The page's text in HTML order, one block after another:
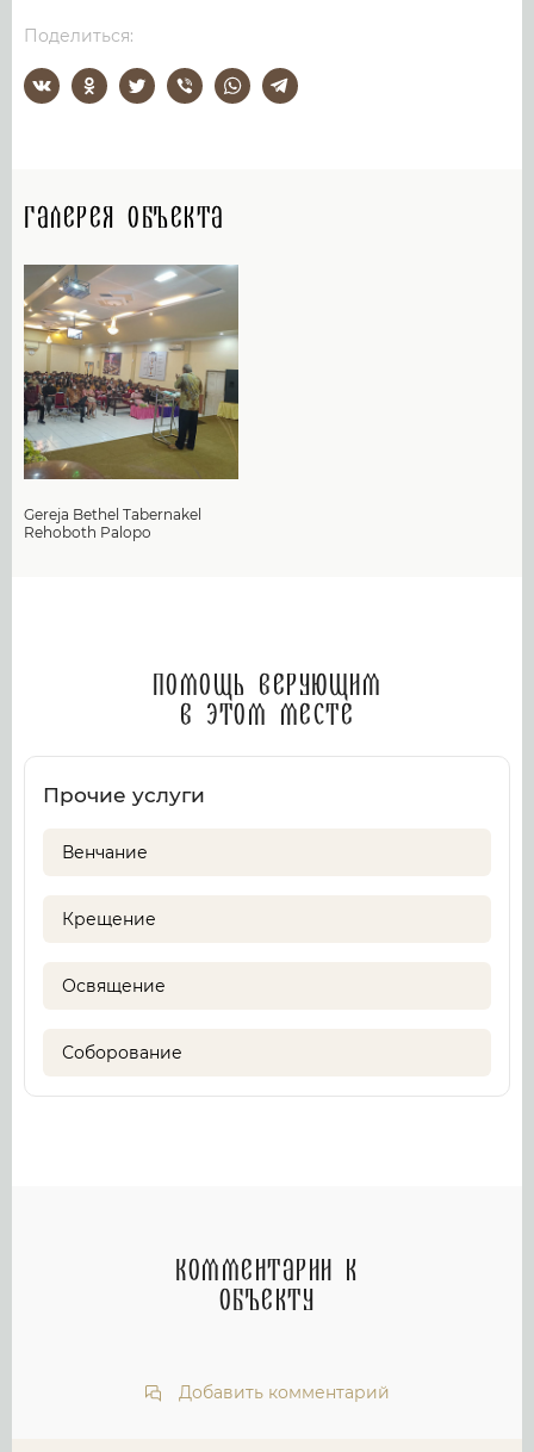
Поделиться:
Галерея объекта
Gereja Bethel Tabernakel
Rehoboth Palopo
Помощь верующим
в этом месте
Прочие услуги
Венчание
Крещение
Освящение
Соборование
Комментарии к
объекту
Добавить комментарий